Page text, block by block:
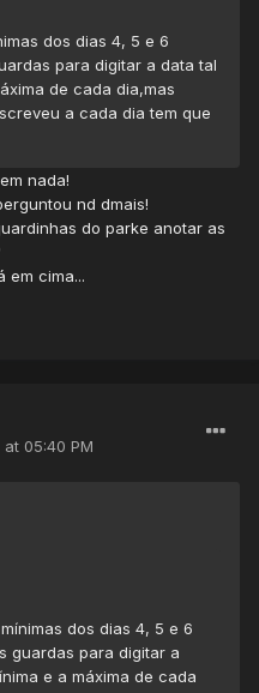
dos dias 4, 5 e 6
para digitar a data tal
de cada dia,mas
a cada dia tem que
nada!
nd dmais!
do parke anotar as
em cima...
05:40 PM
dos dias 4, 5 e 6
guardas para digitar a
e a máxima de cada